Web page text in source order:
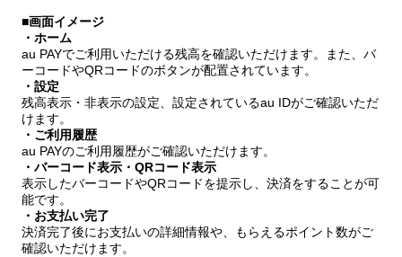
■画面イメージ
・ホーム
au PAYでご利用いただける残高を確認いただけます。また、バ
ーコードやQRコードのボタンが配置されています。
・設定
残高表示・非表示の設定、設定されているau IDがご確認いただ
けます。
・ご利用履歴
au PAYのご利用履歴がご確認いただけます。
・バーコード表示・QRコード表示
表示したバーコードやQRコードを提示し、決済をすることが可
能です。
・お支払い完了
決済完了後にお支払いの詳細情報や、もらえるポイント数がご
確認いただけます。